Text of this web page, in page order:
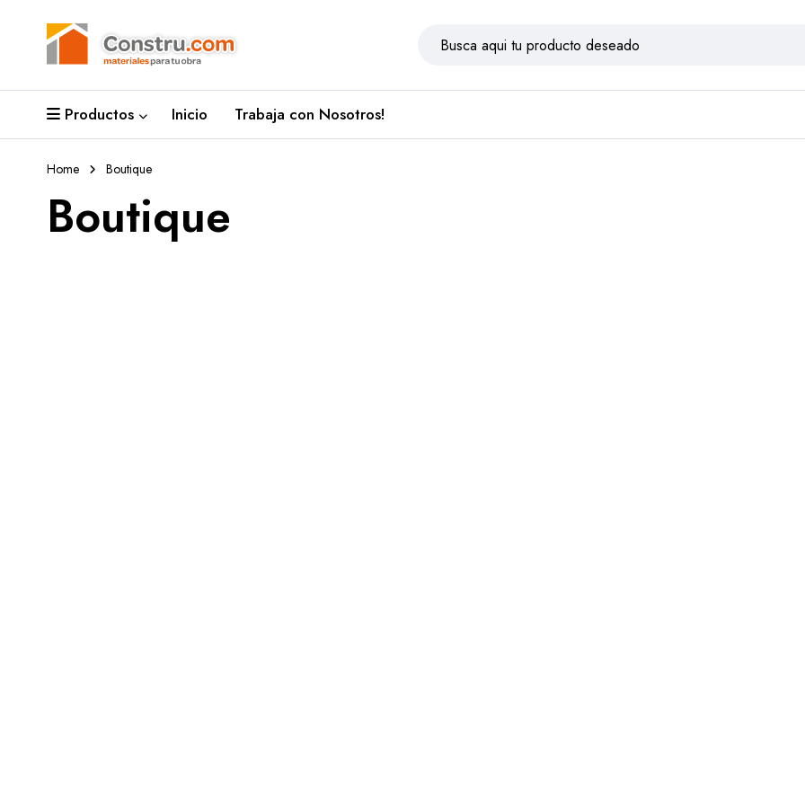
Productos Inicio Trabaja con Nosotros!
Home Boutique
Boutique